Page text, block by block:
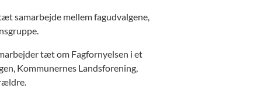
samarbejde mellem fagudvalgene,
tæt om Fagfornyelsen i et
Kommunernes Landsforening,